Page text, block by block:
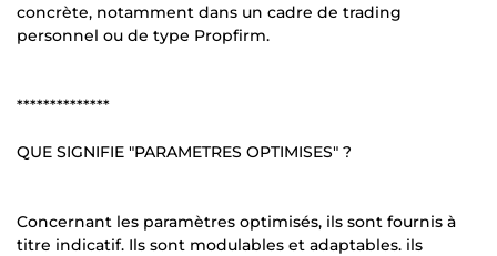
concrète, notamment dans un cadre de trading
personnel ou de type Propfirm.
**************
QUE SIGNIFIE "PARAMETRES OPTIMISES" ?
Concernant les paramètres optimisés, ils sont fournis à
titre indicatif. Ils sont modulables et adaptables. ils